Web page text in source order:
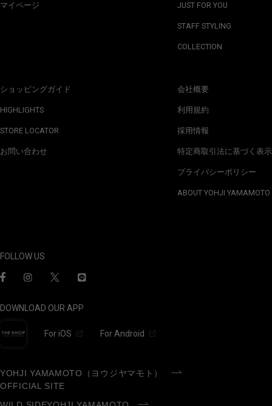
マイページ
ショッピングガイド
HIGHLIGHTS
STORE LOCATOR
お問い合わせ
JUST FOR YOU
STAFF STYLING
COLLECTION
会社概要
利用規約
採用情報
特定商取引法に基づく表示
プライバシーポリシー
ABOUT YOHJI YAMAMOTO
FOLLOW US
DOWNLOAD OUR APP
For iOS For Android
YOHJI YAMAMOTO（ヨウジヤマモト）
OFFICIAL SITE